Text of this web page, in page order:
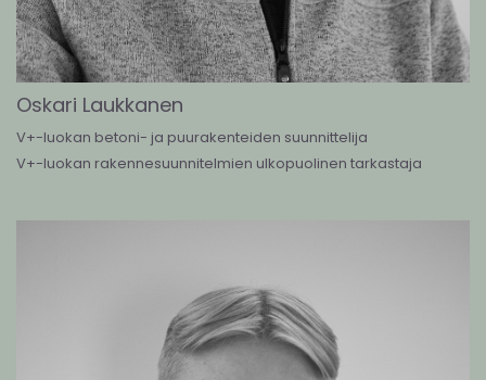
Oskari Laukkanen
V+-luokan betoni- ja puurakenteiden suunnittelija
V+-luokan rakennesuunnitelmien ulkopuolinen tarkastaja